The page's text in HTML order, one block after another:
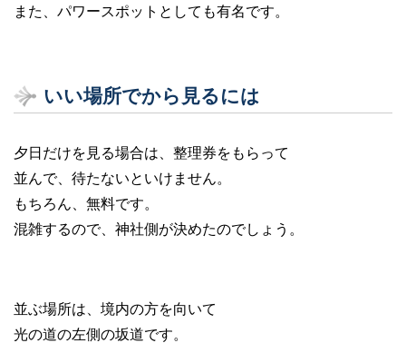
また、パワースポットとしても有名です。
いい場所でから見るには
夕日だけを見る場合は、整理券をもらって
並んで、待たないといけません。
もちろん、無料です。
混雑するので、神社側が決めたのでしょう。
並ぶ場所は、境内の方を向いて
光の道の左側の坂道です。